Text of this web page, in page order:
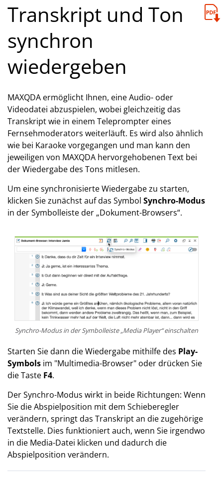
Transkript und Ton
synchron
wiedergeben
MAXQDA ermöglicht Ihnen, eine Audio- oder
Videodatei abzuspielen, wobei gleichzeitig das
Transkript wie in einem Teleprompter eines
Fernsehmoderators weiterläuft. Es wird also ähnlich
wie bei Karaoke vorgegangen und man kann den
jeweiligen von MAXQDA hervorgehobenen Text bei
der Wiedergabe des Tons mitlesen.
Um eine synchronisierte Wiedergabe zu starten,
klicken Sie zunächst auf das Symbol Synchro-Modus
in der Symbolleiste der „Dokument-Browsers“.
Synchro-Modus in der Symbolleiste „Media Player“ einschalten
Starten Sie dann die Wiedergabe mithilfe des Play-
Symbols im "Multimedia-Browser" oder drücken Sie
die Taste F4.
Der Synchro-Modus wirkt in beide Richtungen: Wenn
Sie die Abspielposition mit dem Schieberegler
verändern, springt das Transkript an die zugehörige
Textstelle. Dies funktioniert auch, wenn Sie irgendwo
in die Media-Datei klicken und dadurch die
Abspielposition verändern.